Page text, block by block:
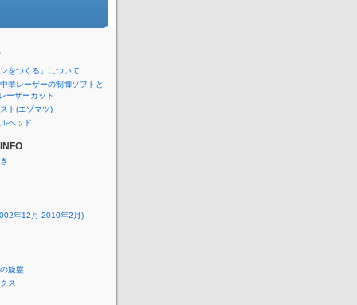
ンをつくる」について
華レーザーの制御ソフトと
ーザーカット
ト(エゾマツ)
ヘッド
年12月-2010年2月)
旋盤
ス